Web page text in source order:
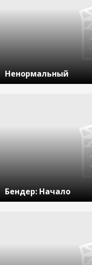
Ненормальный
Бендер: Начало